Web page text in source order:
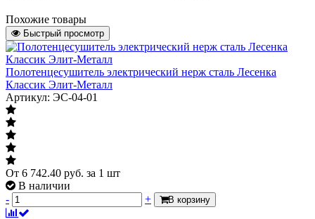
Страна происхождения
Штрих-код на одну ТМЦ
Типоразмер полотенцесушителя
320х500мм
Межосевое расстояние, мм
320 мм
Диаметр
Диаметр резьбы
Исполнение
Похожие товары
Быстрый просмотр
Полотенцесушитель электрический нерж сталь Лесенка
Классик Элит-Металл
Артикул: ЭС-04-01
От 6 742.40 руб. за 1 шт
В наличии
-
+ В корзину